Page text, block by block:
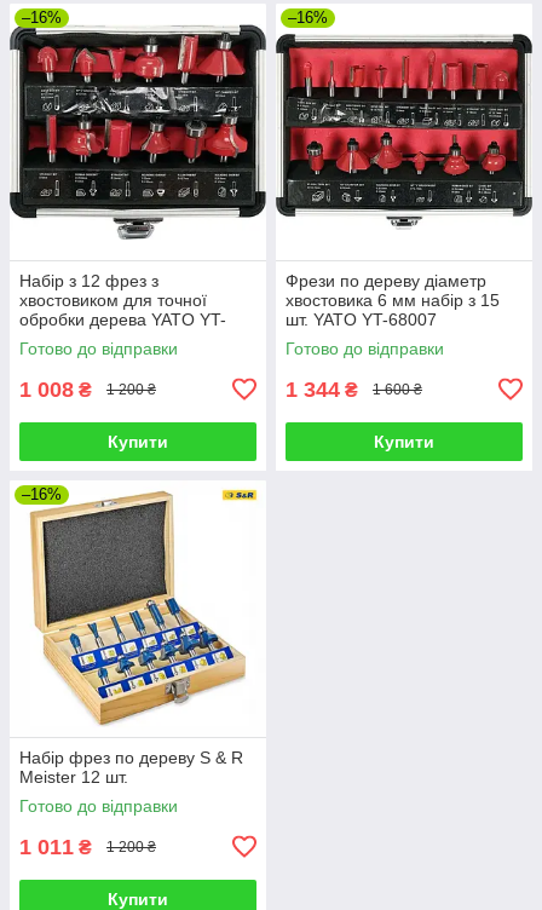
–16%
Набір з 12 фрез з
хвостовиком для точної
обробки дерева YATO YT-
68006
Готово до відправки
1 008 ₴ 1 200 ₴
Купити
–16%
Фрези по дереву діаметр
хвостовика 6 мм набір з 15
шт. YATO YT-68007
Готово до відправки
1 344 ₴ 1 600 ₴
Купити
–16%
Набір фрез по дереву S & R
Meister 12 шт.
Готово до відправки
1 011 ₴ 1 200 ₴
Купити